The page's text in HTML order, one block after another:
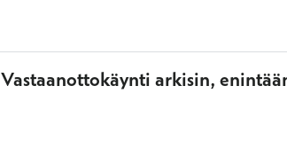
Vastaanottokäynti arkisin,